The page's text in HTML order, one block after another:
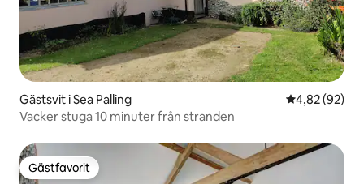
Gästsvit i Sea Palling 4,82 av 5 i
4,82 (92)
Vacker stuga 10 minuter från stranden
Gästfavorit
Gästfavorit